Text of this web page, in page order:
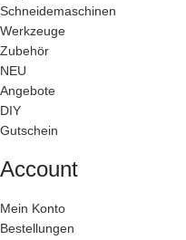
Schneidemaschinen
Werkzeuge
Zubehör
NEU
Angebote
DIY
Gutschein
Account
Mein Konto
Bestellungen